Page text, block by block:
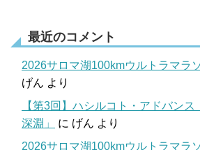
最近のコメント
2026サロマ湖100kmウルトラマラ
げん より
【第3回】ハシルコト・アドバン
深淵」
に げん より
2026サロマ湖100kmウルトラマラ